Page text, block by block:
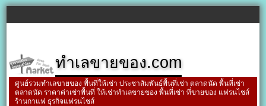
ทำเลขายของ.com
ศูนย์รวมทำเลขายของ พื้นที่ให้เช่า ประชาสัมพันธ์พื้นที่เช่า ตลาดนัด พื้นที่เช่า
ตลาดนัด ราคาค่าเช่าพื้นที่ ให้เช่าทำเลขายของ พื้นที่เช่า ที่ขายของ แฟรนไชส์
ร้านกาแฟ ธุรกิจแฟรนไชส์